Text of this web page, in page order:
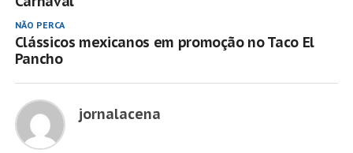
NÃO PERCA
Clássicos mexicanos em promoção no Taco El
Pancho
jornalacena